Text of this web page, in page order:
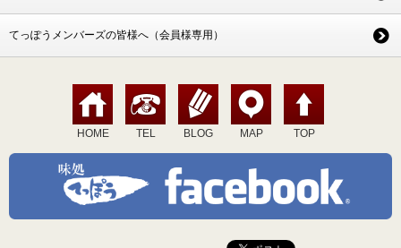
てっぽうメンバーズの皆様へ（会員様専用）
HOME TEL BLOG MAP TOP